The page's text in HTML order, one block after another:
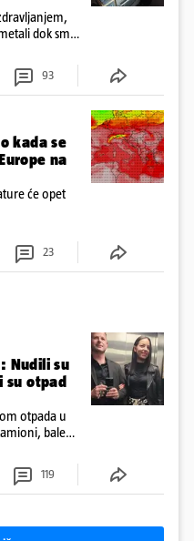
dok smo
93
kada se
na
će opet
23
Nudili su
su otpad
otpada u
bale
119